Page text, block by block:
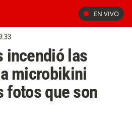
EN VIVO
incendió las
microbikini
fotos que son